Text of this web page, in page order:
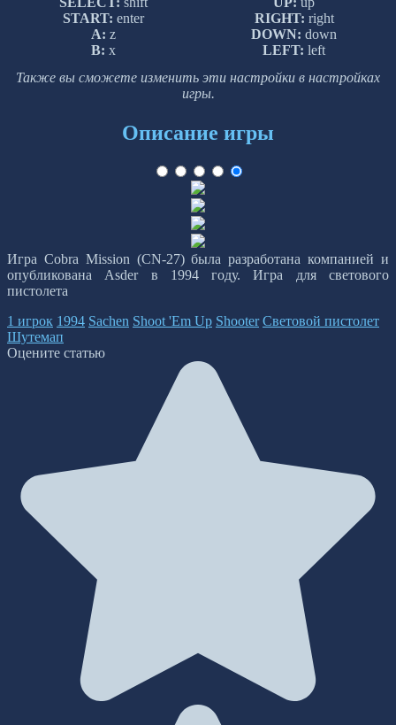
START: enter
A: z
B: x
RIGHT: right
DOWN: down
LEFT: left
Также вы сможете изменить эти настройки в настройках
игры.
Описание игры
Игра Cobra Mission (CN-27) была разработана компанией и
опубликована Asder в 1994 году. Игра для светового
пистолета
1 игрок 1994 Sachen Shoot 'Em Up Shooter Световой пистолет
Шутемап
Оцените статью